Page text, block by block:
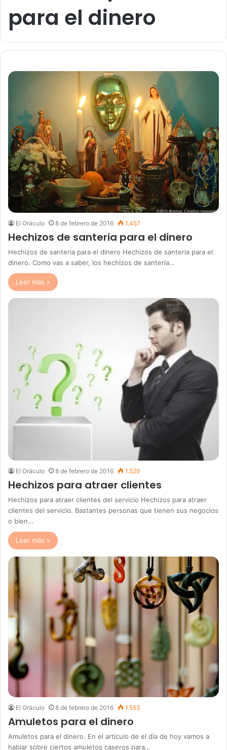
para el dinero
El Oráculo 8 de febrero de 2016 1.457
Hechizos de santeria para el dinero
Hechizos de santeria para el dinero Hechizos de santeria para el
dinero. Como vas a saber, los hechizos de santería…
Leer más »
El Oráculo 8 de febrero de 2016 1.529
Hechizos para atraer clientes
Hechizos para atraer clientes del servicio Hechizos para atraer
clientes del servicio. Bastantes personas que tienen sus negocios
o bien…
Leer más »
El Oráculo 8 de febrero de 2016 1.553
Amuletos para el dinero
Amuletos para el dinero. En el artículo de el día de hoy vamos a
hablar sobre ciertos amuletos caseros para…